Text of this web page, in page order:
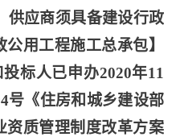
供应商须具备建设行政
用工程施工总承包】
标人已申办2020年11
号《住房和城乡建设部
资质管理制度改革方案